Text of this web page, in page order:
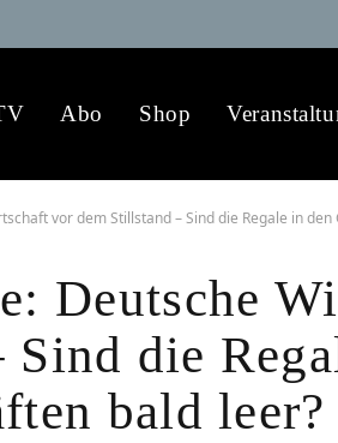
Abo Shop
vor dem Stillstand – Sind die Regale in den
Deutsche
die
bald leer?